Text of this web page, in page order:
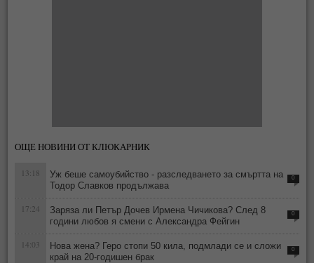
ОЩЕ НОВИНИ ОТ КЛЮКАРНИК
13:18
Уж беше самоубийство - разследването за смъртта на
Тодор Славков продължава
0
17:24
Заряза ли Петър Дочев Ирмена Чичикова? След 8
години любов я смени с Александра Фейгин
0
14:03
Нова жена? Геро стопи 50 кила, подмлади се и сложи
край на 20-годишен брак
0